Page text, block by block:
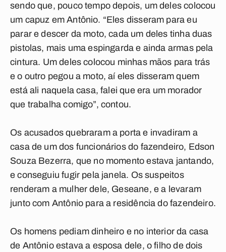
sendo que, pouco tempo depois, um deles colocou
um capuz em Antônio. “Eles disseram para eu
parar e descer da moto, cada um deles tinha duas
pistolas, mais uma espingarda e ainda armas pela
cintura. Um deles colocou minhas mãos para trás
e o outro pegou a moto, aí eles disseram quem
está ali naquela casa, falei que era um morador
que trabalha comigo”, contou.
Os acusados quebraram a porta e invadiram a
casa de um dos funcionários do fazendeiro, Edson
Souza Bezerra, que no momento estava jantando,
e conseguiu fugir pela janela. Os suspeitos
renderam a mulher dele, Geseane, e a levaram
junto com Antônio para a residência do fazendeiro.
Os homens pediam dinheiro e no interior da casa
de Antônio estava a esposa dele, o filho de dois